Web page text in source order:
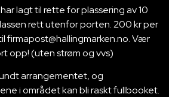
lagt til rette for plassering av 10
rett utenfor porten. 200 kr per
firmapost@hallingmarken.no. Vær
opp! (uten strøm og vvs)
arrangementet, og
i området kan bli raskt fullbooket.